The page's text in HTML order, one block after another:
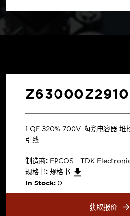
1 µF ±20% 700V 陶瓷电容器 堆
引线
制造商: EPCOS - TDK
规格书: 规格书
In Stock: 0
获取报价